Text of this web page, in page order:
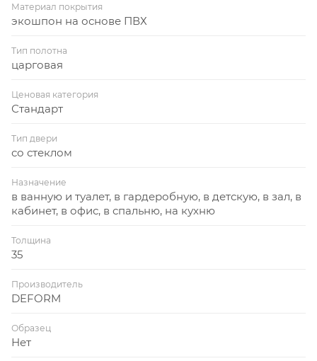
Материал покрытия
экошпон на основе ПВХ
Тип полотна
царговая
Ценовая категория
Стандарт
Тип двери
со стеклом
Назначение
в ванную и туалет, в гардеробную, в детскую, в зал, в
кабинет, в офис, в спальню, на кухню
Толщина
35
Производитель
DEFORM
Образец
Нет